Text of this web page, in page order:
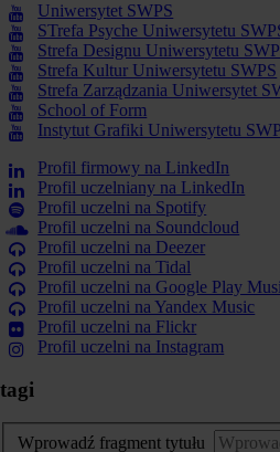
Uniwersytet SWPS
STrefa Psyche Uniwersytetu
Strefa Designu Uniwersytetu
Strefa Kultur Uniwersytetu SWPS
Strefa Zarządzania Uniwersytet
School of Form
Instytut Grafiki Uniwersytetu
Profil firmowy na LinkedIn
Profil uczelniany na LinkedIn
Profil uczelni na Spotify
Profil uczelni na Soundcloud
Profil uczelni na Deezer
Profil uczelni na Tidal
Profil uczelni na Google Play
Profil uczelni na Yandex Music
Profil uczelni na Flickr
Profil uczelni na Instagram
tagi
Wprowadź fragment tytułu